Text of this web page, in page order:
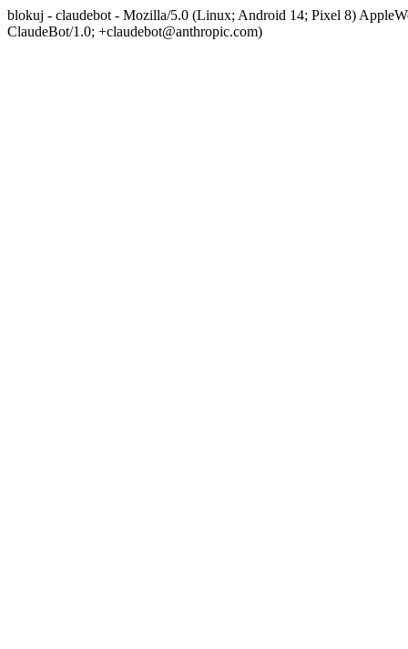
blokuj - claudebot - Mozilla/5.0 (Linux; Android 14; Pixel 8)
ClaudeBot/1.0; +claudebot@anthropic.com)